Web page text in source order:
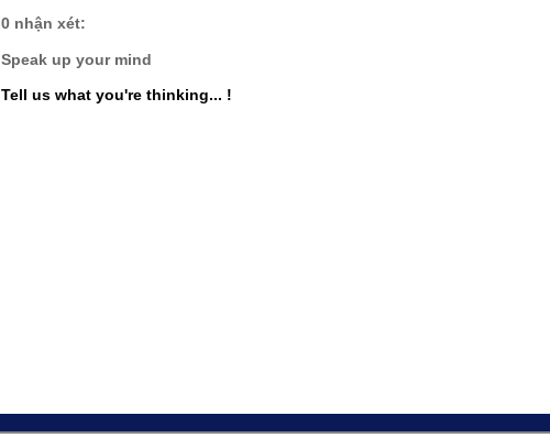
0 nhận xét:
Speak up your mind
Tell us what you're thinking... !